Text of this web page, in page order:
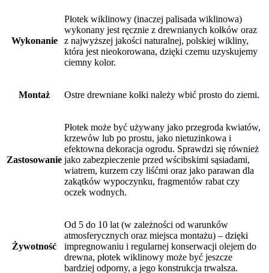
Wykonanie
Płotek wiklinowy (inaczej palisada wiklinowa)
wykonany jest ręcznie z drewnianych kołków oraz
z najwyższej jakości naturalnej, polskiej wikliny,
która jest nieokorowana, dzięki czemu uzyskujemy
ciemny kolor.
Montaż Ostre drewniane kołki należy wbić prosto do ziemi.
Zastosowanie
Płotek może być używany jako przegroda kwiatów,
krzewów lub po prostu, jako nietuzinkowa i
efektowna dekoracja ogrodu. Sprawdzi się również
jako zabezpieczenie przed wścibskimi sąsiadami,
wiatrem, kurzem czy liśćmi oraz jako parawan dla
zakątków wypoczynku, fragmentów rabat czy
oczek wodnych.
Żywotność
Od 5 do 10 lat (w zależności od warunków
atmosferycznych oraz miejsca montażu) – dzięki
impregnowaniu i regularnej konserwacji olejem do
drewna, płotek wiklinowy może być jeszcze
bardziej odporny, a jego konstrukcja trwalsza.